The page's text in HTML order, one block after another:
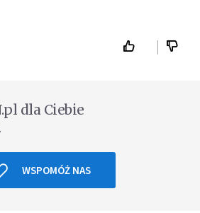
dla Ciebie
WSPOMÓŻ NAS